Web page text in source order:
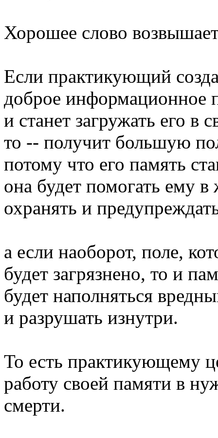
Хорошее слово
Если практикующий
доброе информационное
и станет загружать его в
то -- получит большую
потому что его память
она будет помогать ему в
охранять и
а если наоборот, поле,
будет загрязнено, то и
будет наполняться
и разрушать изнутри.
То есть практикующему
работу своей памяти в
смерти.